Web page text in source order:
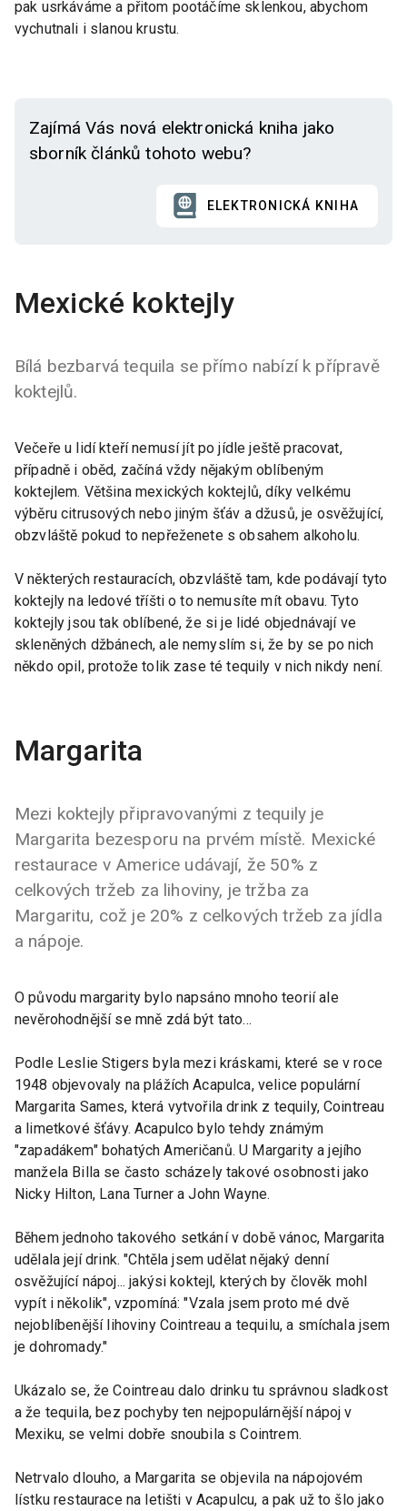
pak usrkáváme a přitom pootáčíme sklenkou, abychom
vychutnali i slanou krustu.
Zajímá Vás nová elektronická kniha jako
sborník článků tohoto webu?
ELEKTRONICKÁ KNIHA
Mexické koktejly
Bílá bezbarvá tequila se přímo nabízí k přípravě
koktejlů.
Večeře u lidí kteří nemusí jít po jídle ještě pracovat,
případně i oběd, začíná vždy nějakým oblíbeným
koktejlem. Většina mexických koktejlů, díky velkému
výběru citrusových nebo jiným šťáv a džusů, je osvěžující,
obzvláště pokud to nepřeženete s obsahem alkoholu.
V některých restauracích, obzvláště tam, kde podávají tyto
koktejly na ledové tříšti o to nemusíte mít obavu. Tyto
koktejly jsou tak oblíbené, že si je lidé objednávají ve
skleněných džbánech, ale nemyslím si, že by se po nich
někdo opil, protože tolik zase té tequily v nich nikdy není.
Margarita
Mezi koktejly připravovanými z tequily je
Margarita bezesporu na prvém místě. Mexické
restaurace v Americe udávají, že 50% z
celkových tržeb za lihoviny, je tržba za
Margaritu, což je 20% z celkových tržeb za jídla
a nápoje.
O původu margarity bylo napsáno mnoho teorií ale
nevěrohodnější se mně zdá být tato...
Podle Leslie Stigers byla mezi kráskami, které se v roce
1948 objevovaly na plážích Acapulca, velice populární
Margarita Sames, která vytvořila drink z tequily, Cointreau
a limetkové šťávy. Acapulco bylo tehdy známým
"zapadákem" bohatých Američanů. U Margarity a jejího
manžela Billa se často scházely takové osobnosti jako
Nicky Hilton, Lana Turner a John Wayne.
Během jednoho takového setkání v době vánoc, Margarita
udělala její drink. "Chtěla jsem udělat nějaký denní
osvěžující nápoj... jakýsi koktejl, kterých by člověk mohl
vypít i několik", vzpomíná: "Vzala jsem proto mé dvě
nejoblíbenější lihoviny Cointreau a tequilu, a smíchala jsem
je dohromady."
Ukázalo se, že Cointreau dalo drinku tu správnou sladkost
a že tequila, bez pochyby ten nejpopulárnější nápoj v
Mexiku, se velmi dobře snoubila s Cointrem.
Netrvalo dlouho, a Margarita se objevila na nápojovém
lístku restaurace na letišti v Acapulcu, a pak už to šlo jako